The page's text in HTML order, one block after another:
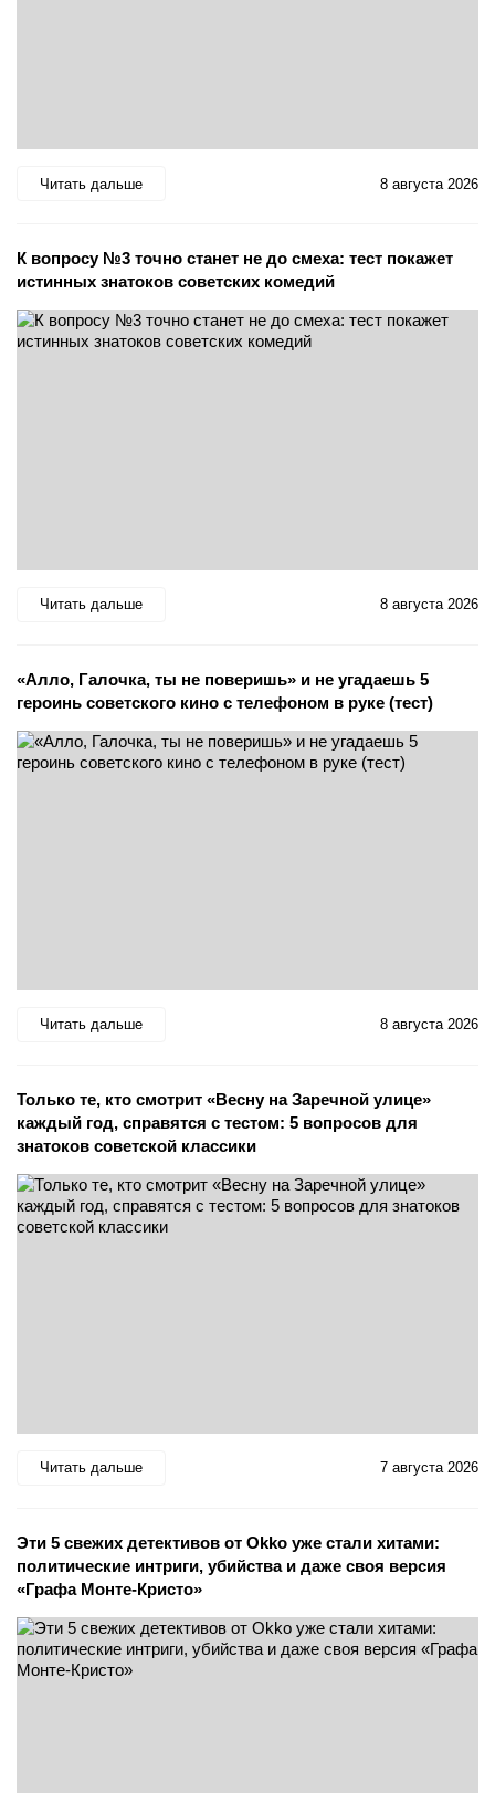
Читать дальше 8 августа 2026
К вопросу №3 точно станет не до смеха: тест покажет
истинных знатоков советских комедий
Читать дальше 8 августа 2026
«Алло, Галочка, ты не поверишь» и не угадаешь 5
героинь советского кино с телефоном в руке (тест)
Читать дальше 8 августа 2026
Только те, кто смотрит «Весну на Заречной улице»
каждый год, справятся с тестом: 5 вопросов для
знатоков советской классики
Читать дальше 7 августа 2026
Эти 5 свежих детективов от Okko уже стали хитами:
политические интриги, убийства и даже своя версия
«Графа Монте-Кристо»